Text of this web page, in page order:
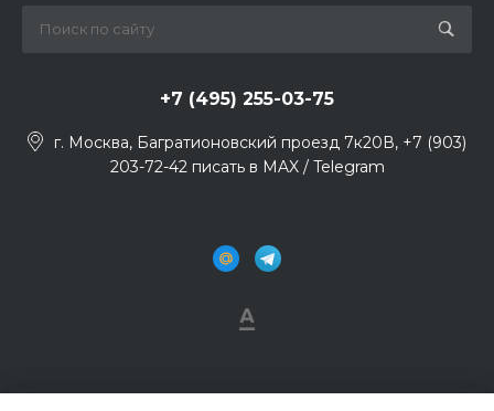
+7 (495) 255-03-75
г. Москва, Багратионовский проезд 7к20В, +7 (903)
203-72-42 писать в MAX / Telegram